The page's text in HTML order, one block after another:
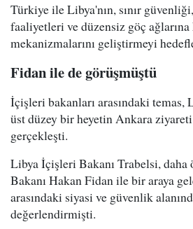
Türkiye ile Libya'nın, sınır
faaliyetleri ve düzensiz göç ağlarına
mekanizmalarını geliştirmeyi
Fidan ile de görüşmüştü
İçişleri bakanları arasındaki temas,
üst düzey bir heyetin Ankara ziyareti
gerçekleşti.
Libya İçişleri Bakanı Trabelsi, daha
Bakanı Hakan Fidan ile bir araya
arasındaki siyasi ve güvenlik
değerlendirmişti.